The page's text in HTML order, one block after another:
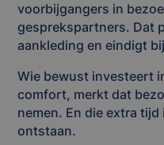
voorbijgangers in
gesprekspartners. Dat
aankleding en eindigt
Wie bewust investeert
comfort, merkt dat
nemen. En die extra
ontstaan.